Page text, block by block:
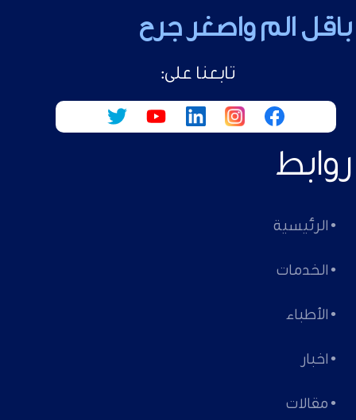
باقل الم واصغر جرح
تابعنا على:
روابط
• الرئيسية
• الخدمات
• الأطباء
• اخبار
• مقالات